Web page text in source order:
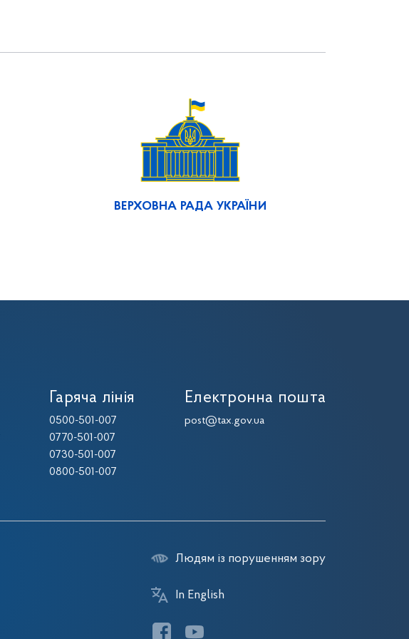
ВЕРХОВНА РАДА УКРАЇНИ
Гаряча лінія
0500-501-007
0770-501-007
0730-501-007
0800-501-007
Електронна пошта
post@tax.gov.ua
Людям із порушенням зору
In English